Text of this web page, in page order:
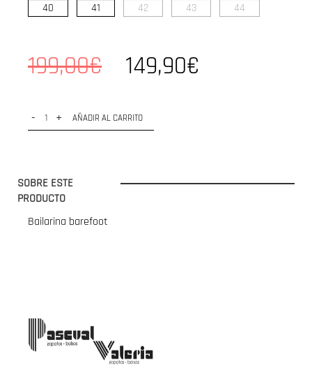
40 41 42 43 44
199,00€ 149,90€
- + AÑADIR AL CARRITO
SOBRE ESTE
PRODUCTO
Bailarina barefoot